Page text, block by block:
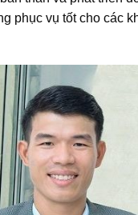
phục vụ tốt cho các